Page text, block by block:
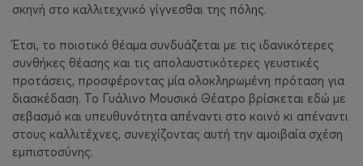
σκηνή στο καλλιτεχνικό γίγνεσθαι της πόλης.
Έτσι, το ποιοτικό θέαμα συνδυάζεται με τις ιδανικότερες
συνθήκες θέασης και τις απολαυστικότερες γευστικές
προτάσεις, προσφέροντας μία ολοκληρωμένη πρόταση για
διασκέδαση. Το Γυάλινο Μουσικό Θέατρο βρίσκεται εδώ με
σεβασμό και υπευθυνότητα απέναντι στο κοινό κι απέναντι
στους καλλιτέχνες, συνεχίζοντας αυτή την αμοιβαία σχέση
εμπιστοσύνης.